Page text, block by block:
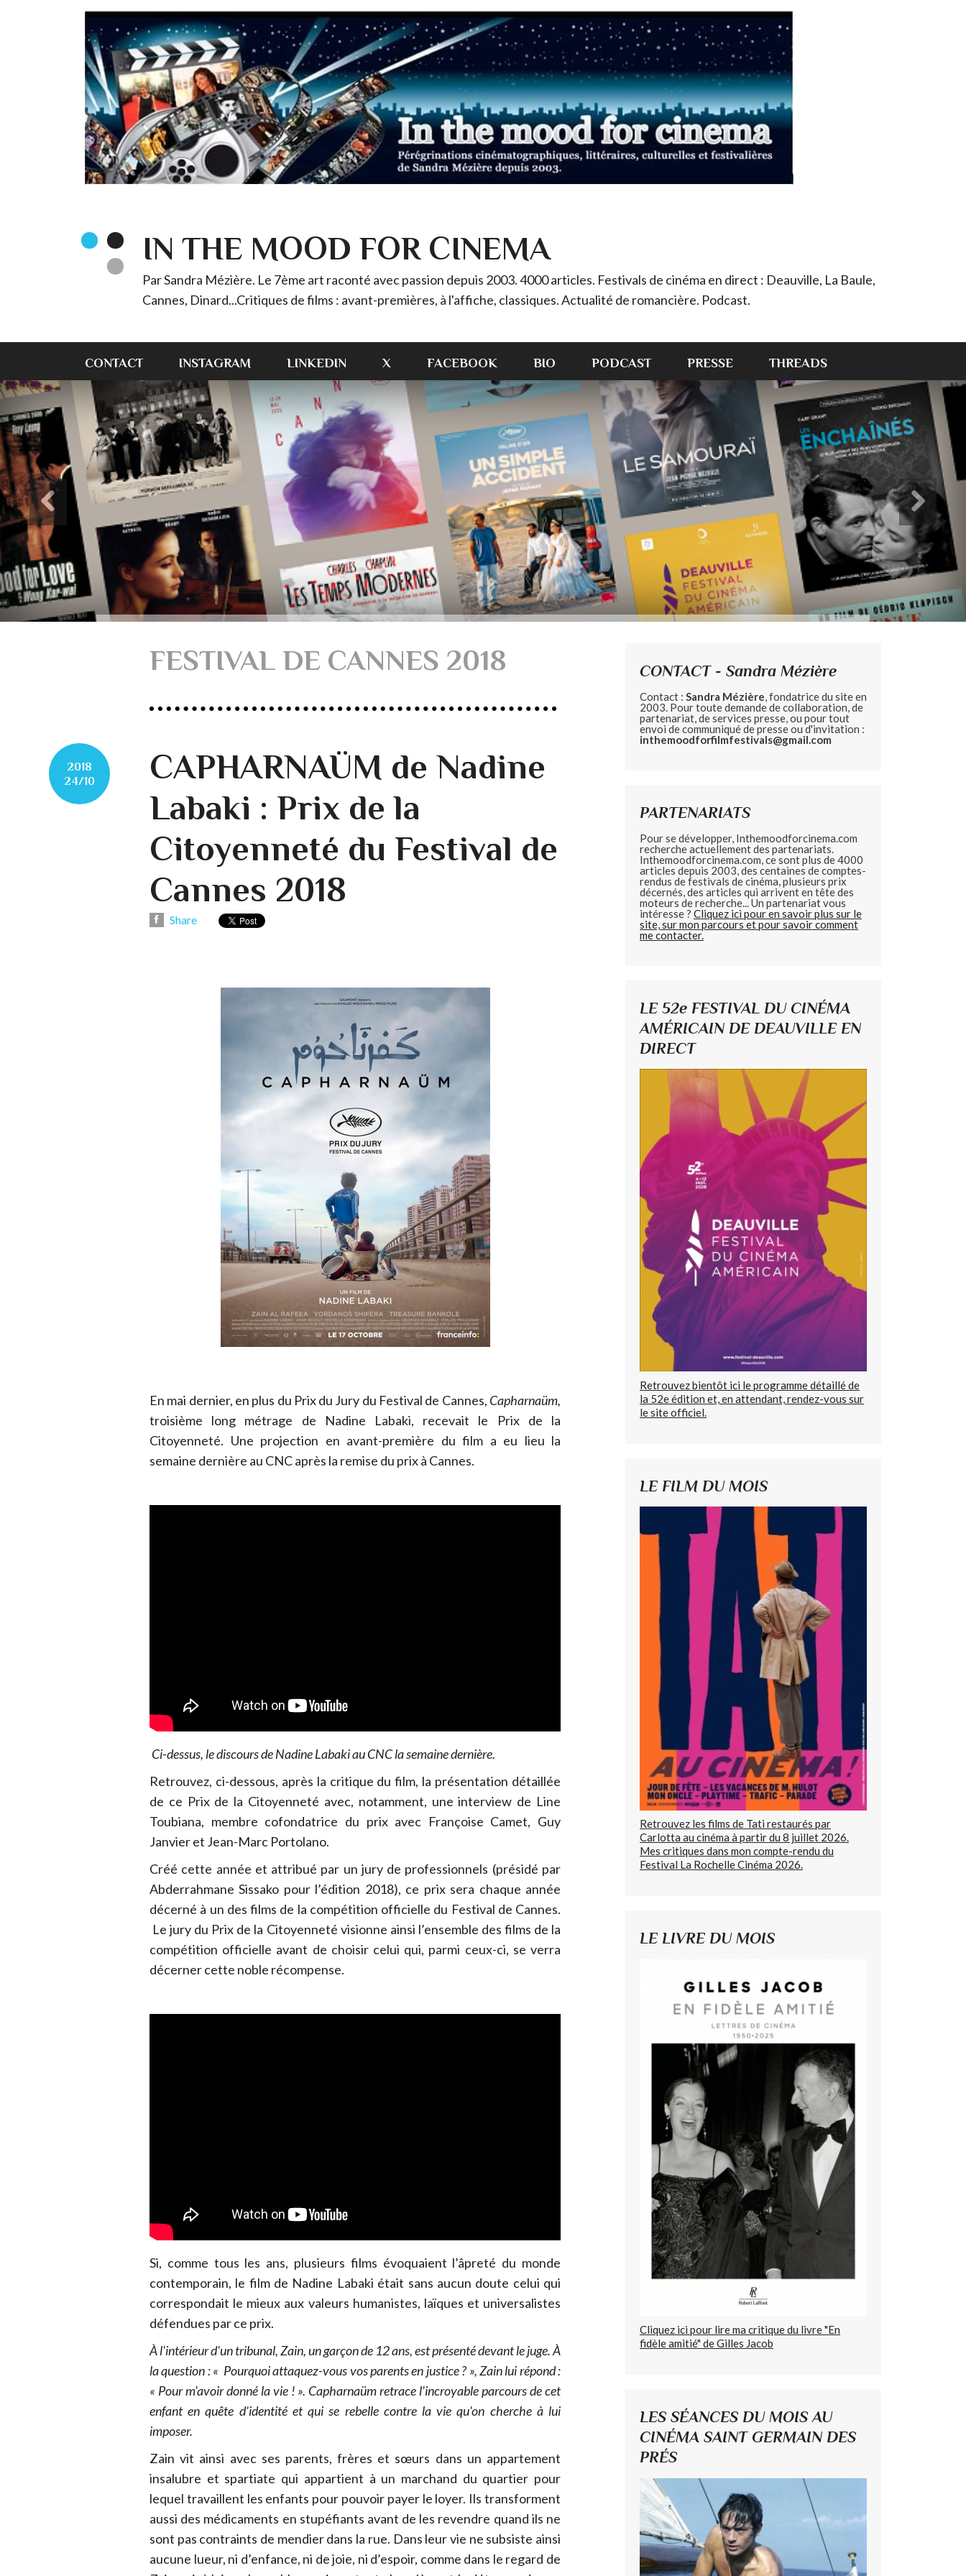
IN THE MOOD FOR CINEMA
Par Sandra Mézière. Le 7ème art raconté avec passion depuis 2003. 4000 articles. Festivals de cinéma en direct : Deauville, La Baule,
Cannes, Dinard...Critiques de films : avant-premières, à l'affiche, classiques. Actualité de romancière. Podcast.
CONTACT INSTAGRAM LINKEDIN X FACEBOOK BIO PODCAST PRESSE THREADS
FESTIVAL DE CANNES 2018
2018
24/10
CAPHARNAÜM de Nadine
Labaki : Prix de la
Citoyenneté du Festival de
Cannes 2018
Share
En mai dernier, en plus du Prix du Jury du Festival de Cannes, Capharnaüm,
troisième long métrage de Nadine Labaki, recevait le Prix de la
Citoyenneté. Une projection en avant-première du film a eu lieu la
semaine dernière au CNC après la remise du prix à Cannes.
Ci-dessus, le discours de Nadine Labaki au CNC la semaine dernière.
Retrouvez, ci-dessous, après la critique du film, la présentation détaillée
de ce Prix de la Citoyenneté avec, notamment, une interview de Line
Toubiana, membre cofondatrice du prix avec Françoise Camet, Guy
Janvier et Jean-Marc Portolano.
Créé cette année et attribué par un jury de professionnels (présidé par
Abderrahmane Sissako pour l’édition 2018), ce prix sera chaque année
décerné à un des films de la compétition officielle du Festival de Cannes.
Le jury du Prix de la Citoyenneté visionne ainsi l’ensemble des films de la
compétition officielle avant de choisir celui qui, parmi ceux-ci, se verra
décerner cette noble récompense.
Si, comme tous les ans, plusieurs films évoquaient l’âpreté du monde
contemporain, le film de Nadine Labaki était sans aucun doute celui qui
correspondait le mieux aux valeurs humanistes, laïques et universalistes
défendues par ce prix.
À l'intérieur d'un tribunal, Zain, un garçon de 12 ans, est présenté devant le juge. À
la question : « Pourquoi attaquez-vous vos parents en justice ? », Zain lui répond :
« Pour m'avoir donné la vie ! ». Capharnaüm retrace l'incroyable parcours de cet
enfant en quête d'identité et qui se rebelle contre la vie qu'on cherche à lui
imposer.
Zain vit ainsi avec ses parents, frères et sœurs dans un appartement
insalubre et spartiate qui appartient à un marchand du quartier pour
lequel travaillent les enfants pour pouvoir payer le loyer. Ils transforment
aussi des médicaments en stupéfiants avant de les revendre quand ils ne
sont pas contraints de mendier dans la rue. Dans leur vie ne subsiste ainsi
aucune lueur, ni d’enfance, ni de joie, ni d’espoir, comme dans le regard de
CONTACT - Sandra Mézière
Contact : Sandra Mézière, fondatrice du site en
2003. Pour toute demande de collaboration, de
partenariat, de services presse, ou pour tout
envoi de communiqué de presse ou d'invitation :
inthemoodforfilmfestivals@gmail.com
PARTENARIATS
Pour se développer, Inthemoodforcinema.com
recherche actuellement des partenariats.
Inthemoodforcinema.com, ce sont plus de 4000
articles depuis 2003, des centaines de comptes-
rendus de festivals de cinéma, plusieurs prix
décernés, des articles qui arrivent en tête des
moteurs de recherche... Un partenariat vous
intéresse ? Cliquez ici pour en savoir plus sur le
site, sur mon parcours et pour savoir comment
me contacter.
LE 52e FESTIVAL DU CINÉMA
AMÉRICAIN DE DEAUVILLE EN
DIRECT
Retrouvez bientôt ici le programme détaillé de
la 52e édition et, en attendant, rendez-vous sur
le site officiel.
LE FILM DU MOIS
Retrouvez les films de Tati restaurés par
Carlotta au cinéma à partir du 8 juillet 2026.
Mes critiques dans mon compte-rendu du
Festival La Rochelle Cinéma 2026.
LE LIVRE DU MOIS
Cliquez ici pour lire ma critique du livre "En
fidèle amitié" de Gilles Jacob
LES SÉANCES DU MOIS AU
CINÉMA SAINT GERMAIN DES
PRÉS